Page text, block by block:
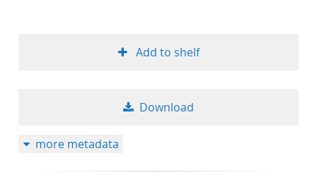
Add to shelf
Download
more metadata